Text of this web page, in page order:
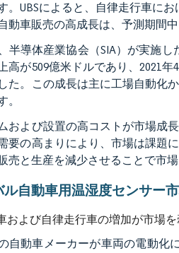
。UBSによると、自律走行車に
動車販売の高成長は、予測期間
半導体産業協会（SIA）が実施
高が509億米ドルであり、2021年
た。この成長は主に工場自動化
。
および設置の高コストが市場成
要の高まりにより、市場は課題
売と生産を減少させることで市
ル自動車用温湿度センサー
および自律走行車の増加が市場
自動車メーカーが車両の電動化